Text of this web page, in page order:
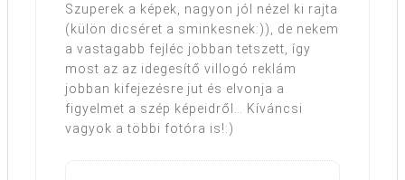
Szuperek a képek, nagyon jól nézel ki rajta
(külön dicséret a sminkesnek:)), de nekem
a vastagabb fejléc jobban tetszett, így
most az az idegesítő villogó reklám
jobban kifejezésre jut és elvonja a
figyelmet a szép képeidről… Kíváncsi
vagyok a többi fotóra is!:)